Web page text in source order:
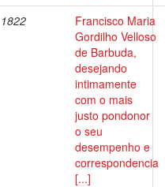
1822
Francisco Maria
Gordilho Velloso
de Barbuda,
desejando
intimamente
com o mais
justo pondonor
o seu
desempenho e
correspondencia
[...]